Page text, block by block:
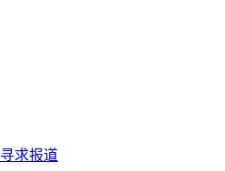
寻求报道